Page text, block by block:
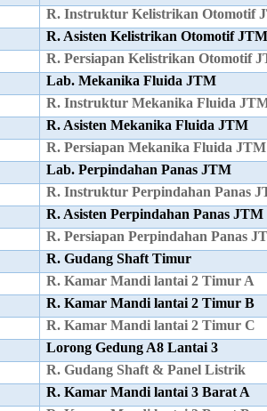
R. Instruktur Kelistrikan Otomotif
R. Asisten Kelistrikan Otomotif
R. Persiapan Kelistrikan Otomotif
Lab. Mekanika Fluida JTM
R. Instruktur Mekanika Fluida
R. Asisten Mekanika Fluida JTM
R. Persiapan Mekanika Fluida JTM
Lab. Perpindahan Panas JTM
R. Instruktur Perpindahan Panas
R. Asisten Perpindahan Panas JTM
R. Persiapan Perpindahan Panas
R. Gudang Shaft Timur
R. Kamar Mandi lantai 2 Timur A
R. Kamar Mandi lantai 2 Timur B
R. Kamar Mandi lantai 2 Timur C
Lorong Gedung A8 Lantai 3
R. Gudang Shaft & Panel Listrik
R. Kamar Mandi lantai 3 Barat A